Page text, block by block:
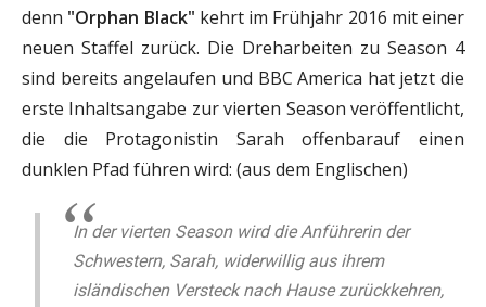
denn "Orphan Black" kehrt im Frühjahr 2016 mit einer
neuen Staffel zurück. Die Dreharbeiten zu Season 4
sind bereits angelaufen und BBC America hat jetzt die
erste Inhaltsangabe zur vierten Season veröffentlicht,
die die Protagonistin Sarah offenbarauf einen
dunklen Pfad führen wird: (aus dem Englischen)
In der vierten Season wird die Anführerin der
Schwestern, Sarah, widerwillig aus ihrem
isländischen Versteck nach Hause zurückkehren,